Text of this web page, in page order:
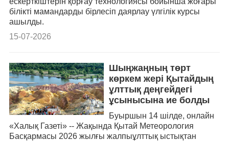
білікті мамандарды бірлесіп даярлау үлгілік курсы
ашылды.
15-07-2026
Шыңжаңның төрт
көркем жері Қытайдың
ұлттық деңгейдегі
ұсынысына ие болды
Буыршын 14 шілде, онлайн
«Халық Газеті» -- Жақында Қытай Метеорология
Басқармасы 2026 жылғы жалпыұлттық ыстықтан